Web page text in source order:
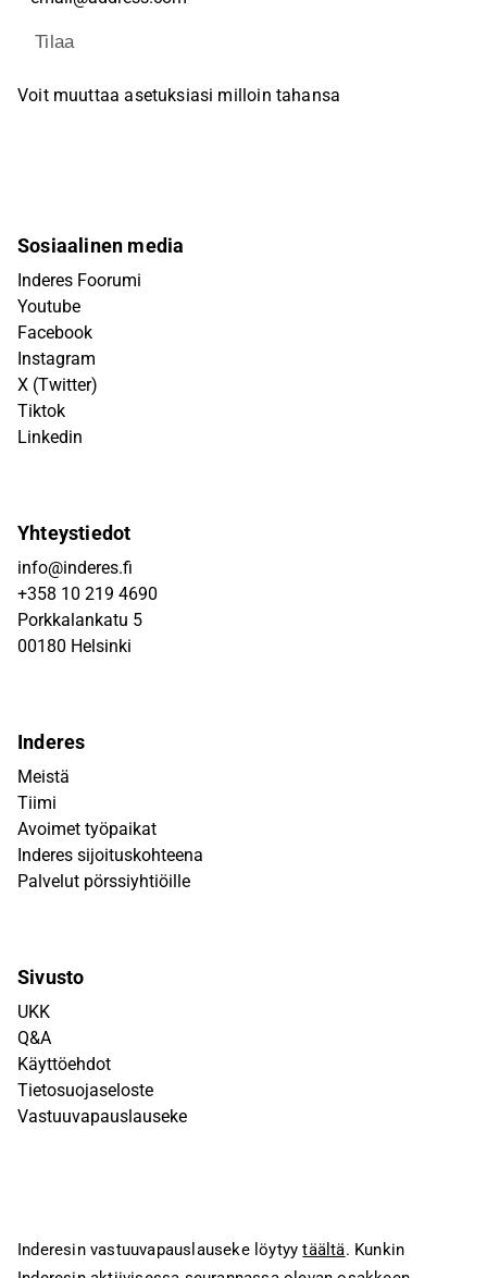
Tilaa
Voit muuttaa asetuksiasi milloin tahansa
Sosiaalinen media
Inderes Foorumi
Youtube
Facebook
Instagram
X (Twitter)
Tiktok
Linkedin
Yhteystiedot
info@inderes.fi
+358 10 219 4690
Porkkalankatu 5
00180 Helsinki
Inderes
Meistä
Tiimi
Avoimet työpaikat
Inderes sijoituskohteena
Palvelut pörssiyhtiöille
Sivusto
UKK
Q&A
Käyttöehdot
Tietosuojaseloste
Vastuuvapauslauseke
Inderesin vastuuvapauslauseke löytyytäältä. Kunkin